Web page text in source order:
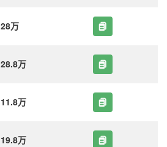
28万
28.8万
11.8万
19.8万